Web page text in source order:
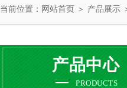
当前位置： 网站首页 ＞ 产品展示
产品中心
PRODUCTS